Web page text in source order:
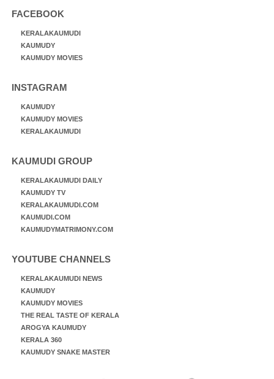
FACEBOOK
KERALAKAUMUDI
KAUMUDY
KAUMUDY MOVIES
INSTAGRAM
KAUMUDY
KAUMUDY MOVIES
KERALAKAUMUDI
KAUMUDI GROUP
KERALAKAUMUDI DAILY
KAUMUDY TV
KERALAKAUMUDI.COM
KAUMUDI.COM
KAUMUDYMATRIMONY.COM
YOUTUBE CHANNELS
KERALAKAUMUDI NEWS
KAUMUDY
KAUMUDY MOVIES
THE REAL TASTE OF KERALA
AROGYA KAUMUDY
KERALA 360
KAUMUDY SNAKE MASTER